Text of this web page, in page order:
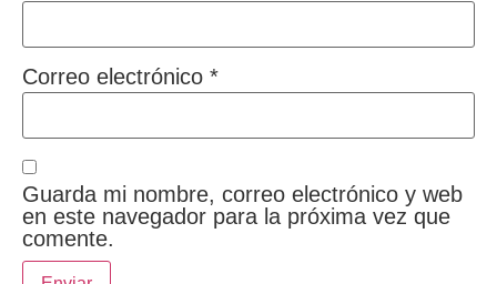
Correo electrónico *
Guarda mi nombre, correo electrónico y web
en este navegador para la próxima vez que
comente.